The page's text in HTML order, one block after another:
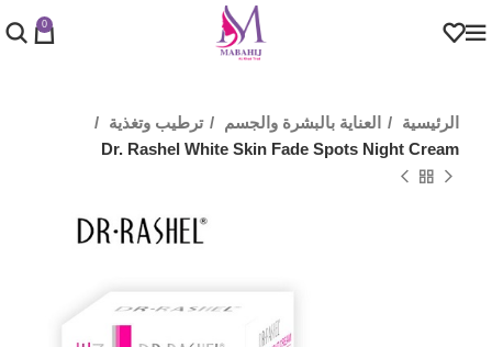
0
الرئيسية العناية بالبشرة والجسم
ترطيب وتغذية
Dr. Rashel White Skin Fade Spots Night Cream